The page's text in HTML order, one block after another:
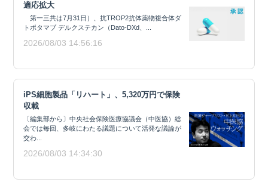
適応拡大
第一三共は7月31日）、抗TROP2抗体薬物複合体ダ
トポタマブ デルクステカン（Dato-DXd、...
2026/08/03 14:56:16
iPS細胞製品「リハート」、5,320万円で保険
収載
〔編集部から〕中央社会保険医療協議会（中医協）総
会では毎回、多岐にわたる議題について活発な議論が
交わ...
2026/08/03 14:34:30